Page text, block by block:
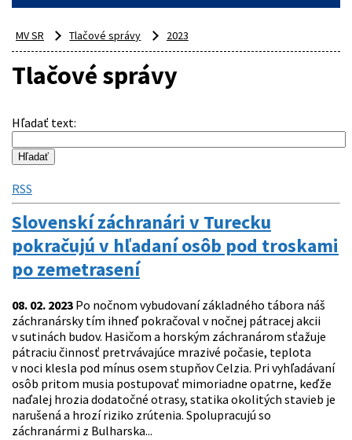
MV SR Tlačové správy 2023
Tlačové správy
Hľadať text:
RSS
Slovenskí záchranári v Turecku
pokračujú v hľadaní osôb pod troskami
po zemetrasení
08. 02. 2023 Po nočnom vybudovaní základného tábora náš
záchranársky tím ihneď pokračoval v nočnej pátracej akcii
v sutinách budov. Hasičom a horským záchranárom sťažuje
pátraciu činnosť pretrvávajúce mrazivé počasie, teplota
v noci klesla pod mínus osem stupňov Celzia. Pri vyhľadávaní
osôb pritom musia postupovať mimoriadne opatrne, keďže
naďalej hrozia dodatočné otrasy, statika okolitých stavieb je
narušená a hrozí riziko zrútenia. Spolupracujú so
záchranármi z Bulharska...